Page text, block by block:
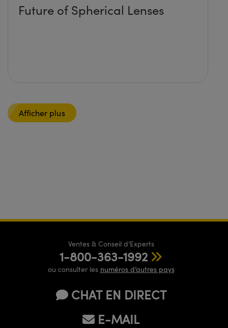
Future of Spherical Lenses
Afficher plus
Ventes & Conseil d’Experts
1-800-363-1992
ou consulter les numéros d’autres pays
CHAT EN DIRECT
E-MAIL